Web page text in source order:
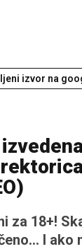
izvor na
za 18+!
I ako